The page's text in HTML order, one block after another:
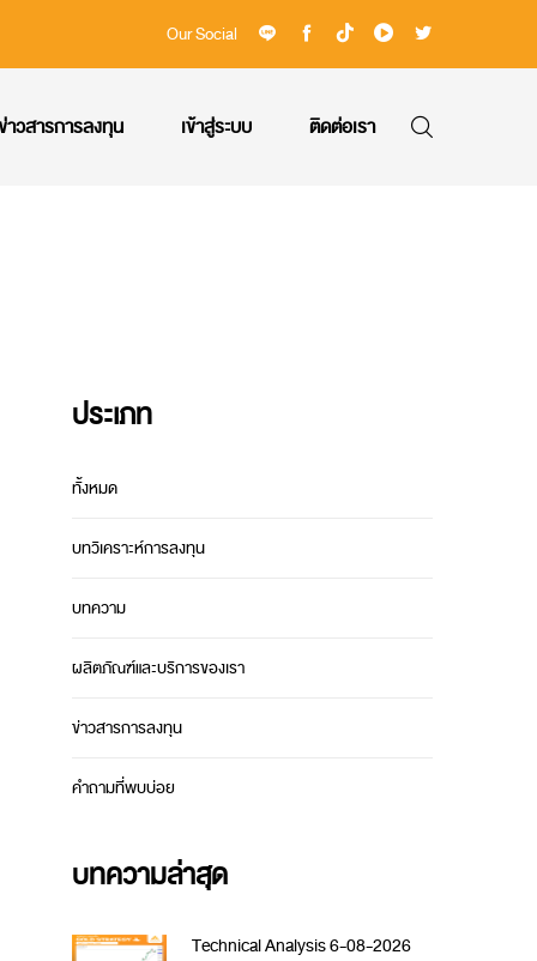
Our Social
าวสารการลงทุน เข้าสู่ระบบ ติดต่อเรา
ประเภท
ทั้งหมด
บทวิเคราะห์การลงทุน
บทความ
ผลิตภัณฑ์และบริการของเรา
ข่าวสารการลงทุน
คำถามที่พบบ่อย
บทความล่าสุด
Technical Analysis 6-08-2026